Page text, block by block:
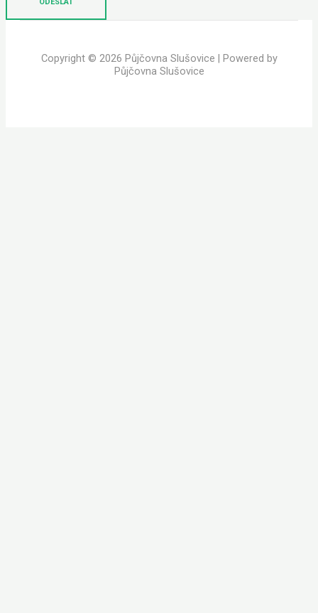
Copyright © 2026 Půjčovna Slušovice | Powered by
Půjčovna Slušovice